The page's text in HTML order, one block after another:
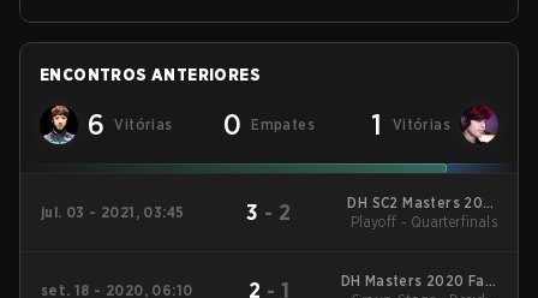
ENCONTROS ANTERIORES
6 Vitórias 0 Empates 1 Vitórias
jul. 03 - 2021, 03:45 3 - 2
DH SC2 Masters 2021
Summer Season
Playoff - Quarterfinals
set. 18 - 2020, 06:10 2 - 1
DH Masters 2020 Fall: